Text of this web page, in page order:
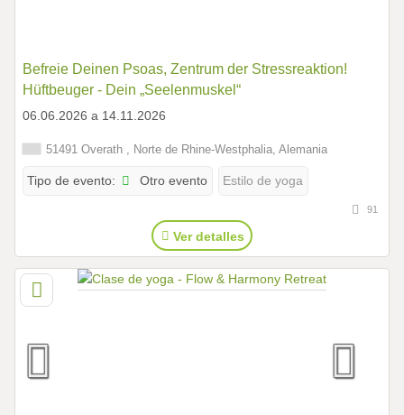
Befreie Deinen Psoas, Zentrum der Stressreaktion!
Hüftbeuger - Dein „Seelenmuskel“
06.06.2026 a 14.11.2026
51491 Overath , Norte de Rhine-Westphalia, Alemania
Tipo de evento: Otro evento Estilo de yoga
91
Ver detalles